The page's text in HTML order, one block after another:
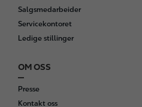
Salgsmedarbeider
Servicekontoret
Ledige stillinger
OM OSS
Presse
Kontakt oss